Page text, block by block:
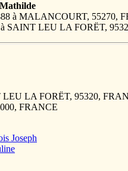
à MALANCOURT, 55270,
à SAINT LEU LA FORËT,
LEU LA FORËT, 95320,
FRANCE
Joseph